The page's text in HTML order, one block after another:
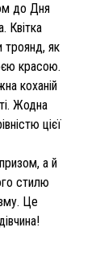
до Дня
Квітка
як
красою.
коханій
Жодна
цієї
а й
стилю
Це